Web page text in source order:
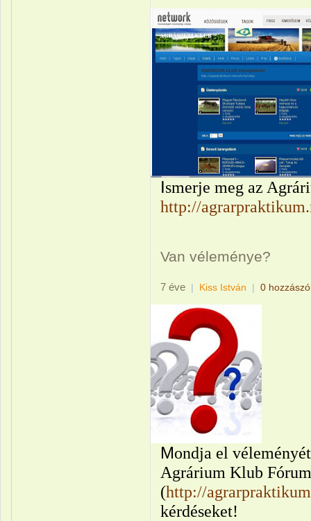
Ismerje meg az
http://
Van véleménye?
7 éve | Kiss István | 0
Mondja el
Agrárium Klub
(http://
kérdéseket!